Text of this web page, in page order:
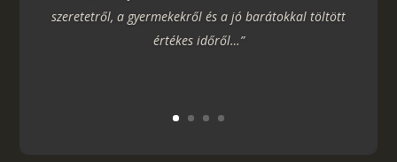
szeretetről, a gyermekekről és a jó barátokkal töltött
értékes időről…”